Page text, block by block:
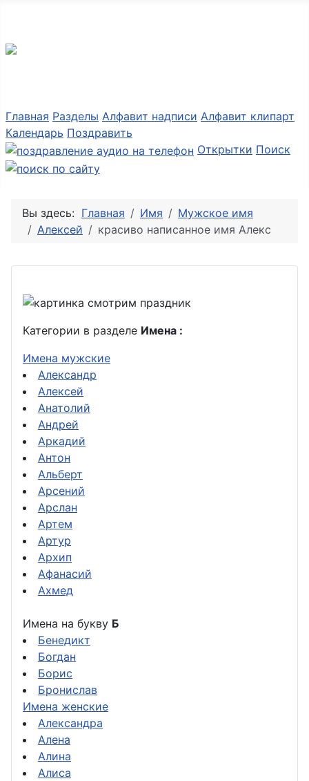
Главная Разделы Алфавит надписи Алфавит клипарт
Календарь Поздравить
Открытки Поиск
Вы здесь: Главная Имя
Мужское имя
Алексей
красиво написанное имя Алекс
Категории в разделе Имена :
Имена мужские
Александр
Алексей
Анатолий
Андрей
Аркадий
Антон
Альберт
Арсений
Арслан
Артем
Артур
Архип
Афанасий
Ахмед
Имена на букву Б
Бенедикт
Богдан
Борис
Бронислав
Имена женские
Александра
Алена
Алина
Алиса